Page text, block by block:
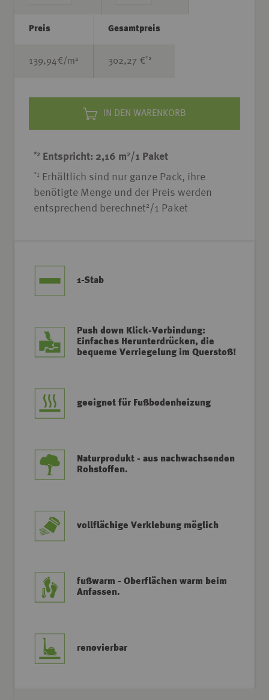
Preis
139,94€/m 2
Gesamtpreis
302,27 € *2
IN DEN WARENKORB
*2 Entspricht: 2,16 m2/1 Paket
*1
Erhältlich sind nur ganze Pack, ihre
benötigte Menge und der Preis werden
entsprechend berechnet2 /1 Paket
1-Stab
Push down Klick-Verbindung:
Einfaches Herunterdrücken, die
bequeme Verriegelung im Querstoß!
geeignet für Fußbodenheizung
Naturprodukt - aus nachwachsenden
Rohstoffen.
vollflächige Verklebung möglich
fußwarm - Oberflächen warm beim
Anfassen.
renovierbar